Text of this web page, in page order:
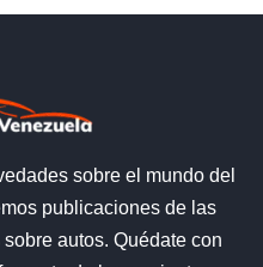
sobre el mundo del
publicaciones de las
autos. Quédate con